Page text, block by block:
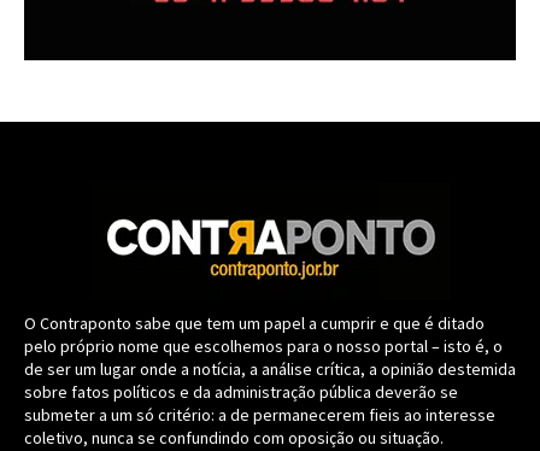
O Contraponto sabe que tem um papel a cumprir e que é ditado
pelo próprio nome que escolhemos para o nosso portal – isto é, o
de ser um lugar onde a notícia, a análise crítica, a opinião destemida
sobre fatos políticos e da administração pública deverão se
submeter a um só critério: a de permanecerem fieis ao interesse
coletivo, nunca se confundindo com oposição ou situação.